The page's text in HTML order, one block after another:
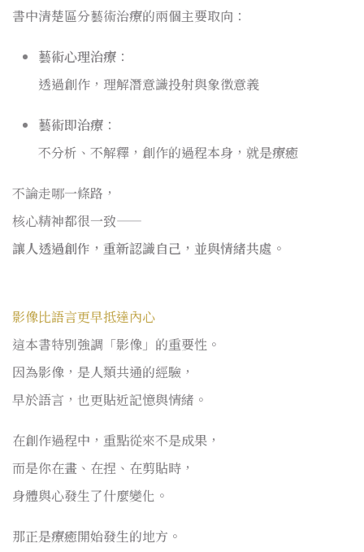
書中清楚區分藝術治療的兩個主要取向：
藝術心理治療 ：
透過創作，理解潛意識投射與象徵意義
藝術即治療 ：
不分析、不解釋，創作的過程本身，就是療癒
不論走哪一條路，
核心精神都很一致——
讓人透過創作，重新認識自己，並與情緒共處。
影像比語言更早抵達內心
這本書特別強調「影像」的重要性。
因為影像，是人類共通的經驗，
早於語言，也更貼近記憶與情緒。
在創作過程中，重點從來不是成果，
而是你在畫、在捏、在剪貼時，
身體與心發生了什麼變化。
那正是療癒開始發生的地方。